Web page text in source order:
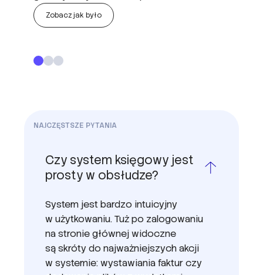
Zobacz jak było
Czy system księgowy jest
System jest bardzo intuicyjny
na stronie głównej widoczne
są skróty do najważniejszych akcji
w systemie: wystawiania faktur czy
dodawania plików z wydatkami.
System posiada liczne automatyzacje,